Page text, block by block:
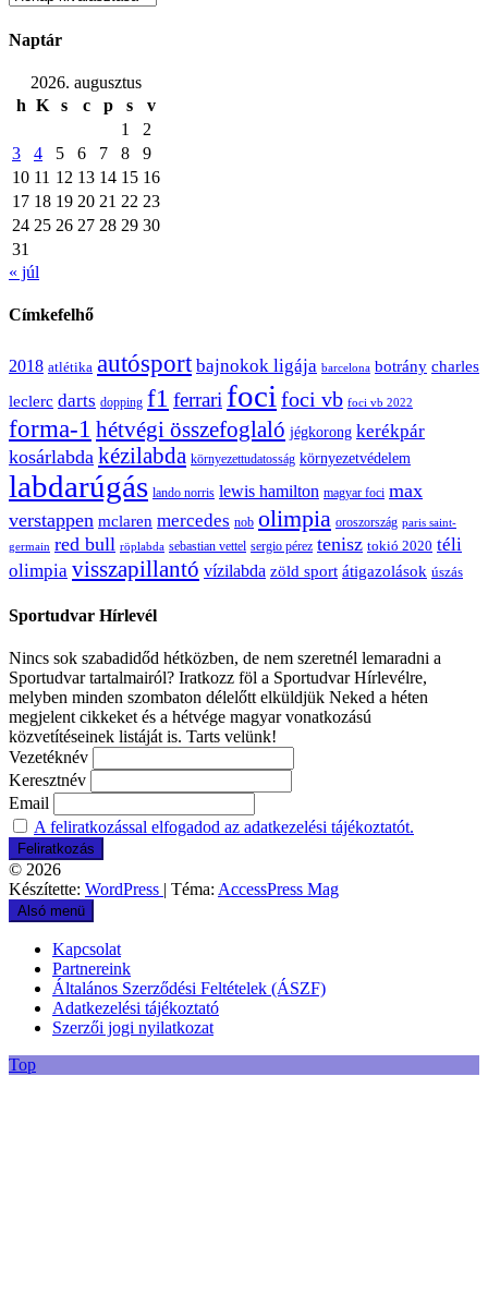
Naptár
2026. augusztus
h K s c p s
v
1
2
3
4 5 6 7 8
9
10 11 12 13 14 15 16
17 18 19 20 21 22 23
24 25 26 27 28 29 30
31
« júl
Címkefelhő
2018 atlétika autósport bajnokok ligája barcelona botrány charles
leclerc darts dopping f1 ferrari foci foci vb foci vb 2022
forma-1 hétvégi összefoglaló jégkorong kerékpár
kosárlabda kézilabda környezettudatosság környezetvédelem
labdarúgás lando norris lewis hamilton magyar foci max
verstappen mclaren mercedes nob olimpia oroszország paris saint-
germain red bull röplabda sebastian vettel sergio pérez tenisz tokió 2020 téli
olimpia visszapillantó vízilabda zöld sport átigazolások úszás
Sportudvar Hírlevél
Nincs sok szabadidőd hétközben, de nem szeretnél lemaradni a
Sportudvar tartalmairól? Iratkozz föl a Sportudvar Hírlevélre,
melyben minden szombaton délelőtt elküldjük Neked a héten
megjelent cikkeket és a hétvége magyar vonatkozású
közvetítéseinek listáját is. Tarts velünk!
Vezetéknév
Keresztnév
Email
A feliratkozással elfogadod az adatkezelési tájékoztatót.
© 2026
Készítette: WordPress | Téma: AccessPress Mag
Alsó menü
Kapcsolat
Partnereink
Általános Szerződési Feltételek (ÁSZF)
Adatkezelési tájékoztató
Szerzői jogi nyilatkozat
Top